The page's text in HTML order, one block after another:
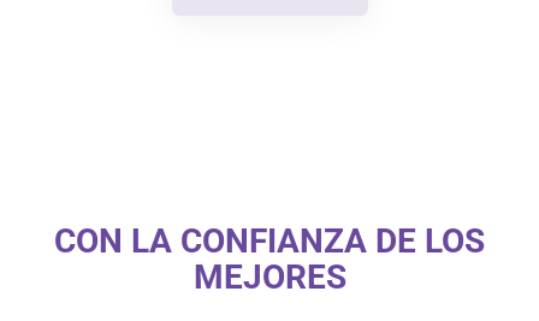
CON LA CONFIANZA DE LOS
MEJORES